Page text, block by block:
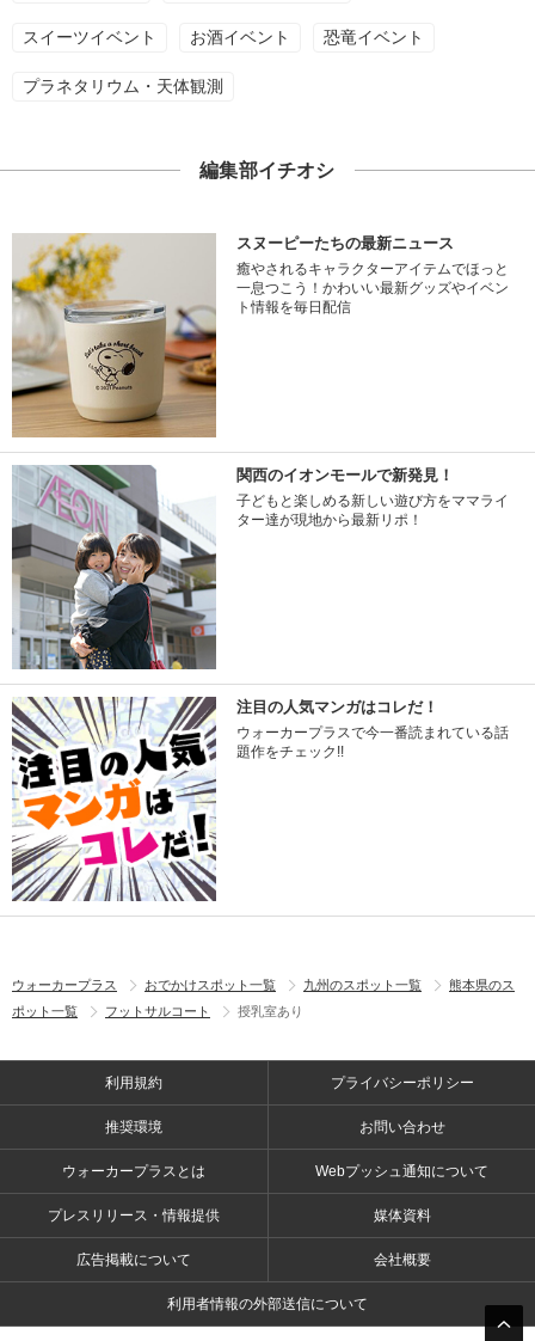
スイーツイベント お酒イベント 恐竜イベント
プラネタリウム・天体観測
編集部イチオシ
スヌーピーたちの最新ニュース
癒やされるキャラクターアイテムでほっと
一息つこう！かわいい最新グッズやイベン
ト情報を毎日配信
関西のイオンモールで新発見！
子どもと楽しめる新しい遊び方をママライ
ター達が現地から最新リポ！
注目の人気マンガはコレだ！
ウォーカープラスで今一番読まれている話
題作をチェック!!
ウォーカープラス おでかけスポット一覧 九州のスポット一覧
熊本県のス
ポット一覧
フットサルコート 授乳室あり
利用規約 プライバシーポリシー
推奨環境 お問い合わせ
ウォーカープラスとは Webプッシュ通知について
プレスリリース・情報提供 媒体資料
広告掲載について 会社概要
利用者情報の外部送信について